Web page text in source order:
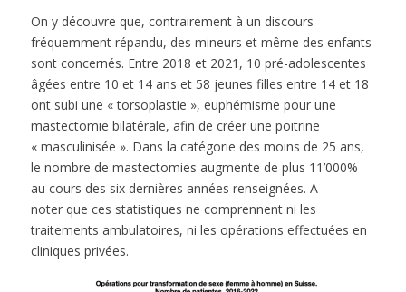
On y découvre que, contrairement à un discours
fréquemment répandu, des mineurs et même des enfants
sont concernés. Entre 2018 et 2021, 10 pré-adolescentes
âgées entre 10 et 14 ans et 58 jeunes filles entre 14 et 18
ont subi une « torsoplastie », euphémisme pour une
mastectomie bilatérale, afin de créer une poitrine
« masculinisée ». Dans la catégorie des moins de 25 ans,
le nombre de mastectomies augmente de plus 11’000%
au cours des six dernières années renseignées. A
noter que ces statistiques ne comprennent ni les
traitements ambulatoires, ni les opérations effectuées en
cliniques privées.